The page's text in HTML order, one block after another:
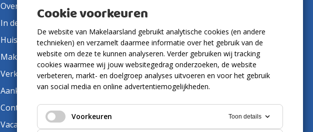
Over ons
In de pers
Huis verkopen
Makelaar in de buurt
Verkoopmakelaar
Aankoopmakelaar
Contact
Vacatures
Cookie voorkeuren
De website van Makelaarsland gebruikt analytische cookies (en andere
technieken) en verzamelt daarmee informatie over het gebruik van de
website om deze te kunnen analyseren. Verder gebruiken wij tracking
cookies waarmee wij jouw websitegedrag onderzoeken, de website
verbeteren, markt- en doelgroep analyses uitvoeren en voor het gebruik
van social media en online advertentiemogelijkheden.
Voorkeuren Toon details